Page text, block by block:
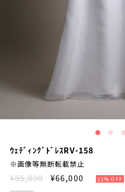
ｳｪﾃﾞｨﾝｸﾞﾄﾞﾚｽRV-158
※画像等無断転載禁止
¥85,800 ¥66,000 22% OFF